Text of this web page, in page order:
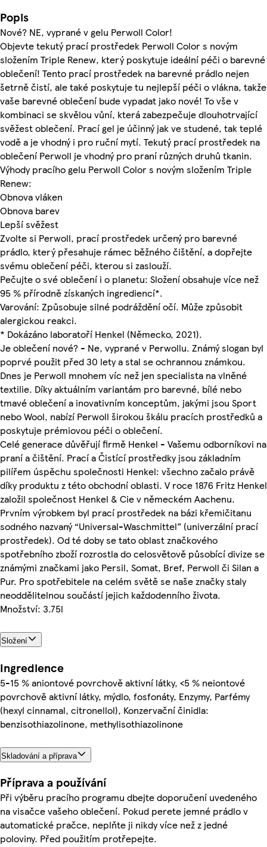
Popis
Nové? NE, vyprané v gelu Perwoll Color!
Objevte tekutý prací prostředek Perwoll Color s novým
složením Triple Renew, který poskytuje ideální péči o barevné
oblečení! Tento prací prostředek na barevné prádlo nejen
šetrně čistí, ale také poskytuje tu nejlepší péči o vlákna, takže
vaše barevné oblečení bude vypadat jako nové! To vše v
kombinaci se skvělou vůní, která zabezpečuje dlouhotrvající
svěžest oblečení. Prací gel je účinný jak ve studené, tak teplé
vodě a je vhodný i pro ruční mytí. Tekutý prací prostředek na
oblečení Perwoll je vhodný pro praní různých druhů tkanin.
Výhody pracího gelu Perwoll Color s novým složením Triple
Renew:
Obnova vláken
Obnova barev
Lepší svěžest
Zvolte si Perwoll, prací prostředek určený pro barevné
prádlo, který přesahuje rámec běžného čištění, a dopřejte
svému oblečení péči, kterou si zaslouží.
Pečujte o své oblečení i o planetu: Složení obsahuje více než
95 % přírodně získaných ingrediencí*.
Varování: Způsobuje silné podráždění očí. Může způsobit
alergickou reakci.
* Dokázáno laboratoří Henkel (Německo, 2021).
Je oblečení nové? - Ne, vyprané v Perwollu. Známý slogan byl
poprvé použit před 30 lety a stal se ochrannou známkou.
Dnes je Perwoll mnohem víc než jen specialista na vlněné
textilie. Díky aktuálním variantám pro barevné, bílé nebo
tmavé oblečení a inovativním konceptům, jakými jsou Sport
nebo Wool, nabízí Perwoll širokou škálu pracích prostředků a
poskytuje prémiovou péči o oblečení.
Celé generace důvěřují firmě Henkel - Vašemu odborníkovi na
praní a čištění. Prací a Čistící prostředky jsou základním
pilířem úspěchu společnosti Henkel: všechno začalo právě
díky produktu z této obchodní oblasti. V roce 1876 Fritz Henkel
založil společnost Henkel & Cie v německém Aachenu.
Prvním výrobkem byl prací prostředek na bázi křemičitanu
sodného nazvaný “Universal-Waschmittel” (univerzální prací
prostředek). Od té doby se tato oblast značkového
spotřebního zboží rozrostla do celosvětově působící divize se
známými značkami jako Persil, Somat, Bref, Perwoll či Silan a
Pur. Pro spotřebitele na celém světě se naše značky staly
neoddělitelnou součástí jejich každodenního života.
Množství: 3.75l
Složení
Ingredience
5-15 % aniontové povrchově aktivní látky, <5 % neiontové
povrchově aktivní látky, mýdlo, fosfonáty, Enzymy, Parfémy
(hexyl cinnamal, citronellol), Konzervační činidla:
benzisothiazolinone, methylisothiazolinone
Skladování a příprava
Příprava a používání
Při výběru pracího programu dbejte doporučení uvedeného
na visačce vašeho oblečení. Pokud perete jemné prádlo v
automatické pračce, neplňte ji nikdy více než z jedné
poloviny. Před použitím protřepejte.